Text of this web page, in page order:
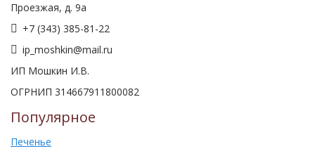
Проезжая, д. 9а
+7 (343) 385-81-22
ip_moshkin@mail.ru
ИП Мошкин И.В.
ОГРНИП 314667911800082
Популярное
Печенье